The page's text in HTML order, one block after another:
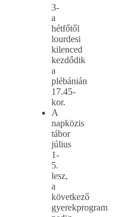
3-
a
hétfőtől
lourdesi
kilenced
kezdődik
a
plébánián
17.45-
kor.
A
napközis
tábor
július
1-
5.
lesz,
a
következő
gyerekprogram